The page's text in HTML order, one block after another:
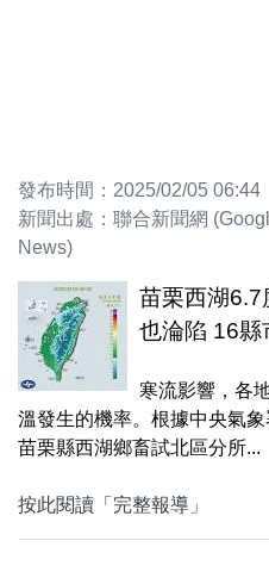
發布時間：2025/02/05 06:44
新聞出處：聯合新聞網
News)
苗栗西湖6.7
也淪陷 16縣
寒流影響，各
溫發生的機率。根據中央氣
苗栗縣西湖鄉畜試北區分所...
按此閱讀「完整報導」